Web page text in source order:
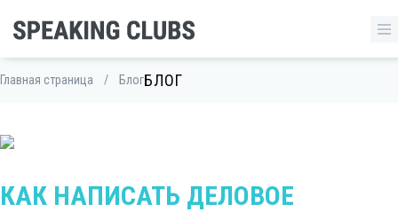
Главная страница / БлогБЛОГ
КАК НАПИСАТЬ ДЕЛОВОЕ